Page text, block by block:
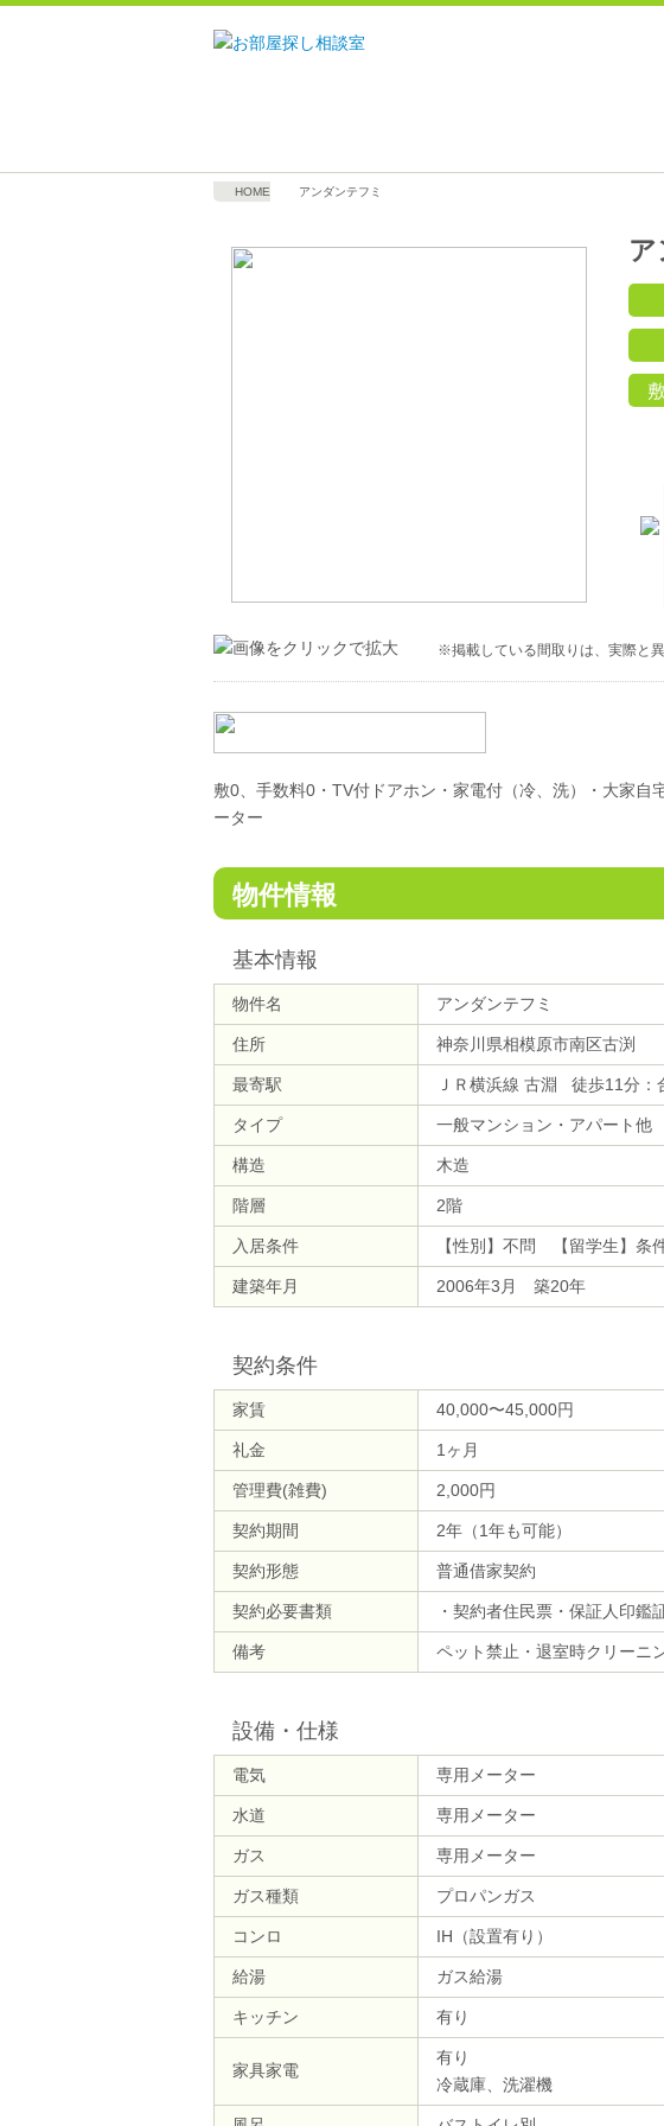
HOME アンダンテフミ
ア
※掲載している間取りは、実際と異
敷0、手数料0・TV付ドアホン・家電付（冷、洗）・大家
ーター
物件情報
基本情報
物件名 アンダンテフミ
住所 神奈川県相模原市南区古渕
最寄駅 ＪＲ横浜線 古淵 徒歩11分：
タイプ 一般マンション・アパート他
構造 木造
階層 2階
入居条件 【性別】不問 【留学生】条
建築年月 2006年3月 築20年
契約条件
家賃 40,000〜45,000円
礼金 1ヶ月
管理費(雑費) 2,000円
契約期間 2年（1年も可能）
契約形態 普通借家契約
契約必要書類 ・契約者住民票・保証人印鑑
備考 ペット禁止・退室時クリーニ
設備・仕様
電気 専用メーター
水道 専用メーター
ガス 専用メーター
ガス種類 プロパンガス
コンロ IH（設置有り）
給湯 ガス給湯
キッチン 有り
家具家電
有り
冷蔵庫、洗濯機